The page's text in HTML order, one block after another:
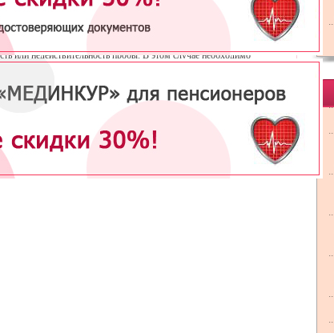
на уровне маркировки "С" — отрицательного, то есть заболевание
только одной линии, но в области маркировки, обозначенной
или недействительность пробы. В этом случае необходимо
около 99%. Раннее обращение к дерматологу с целью применения
результате теста оказывают хороший эффект.